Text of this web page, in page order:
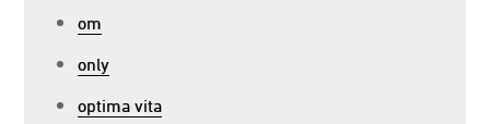
om
only
optima vita